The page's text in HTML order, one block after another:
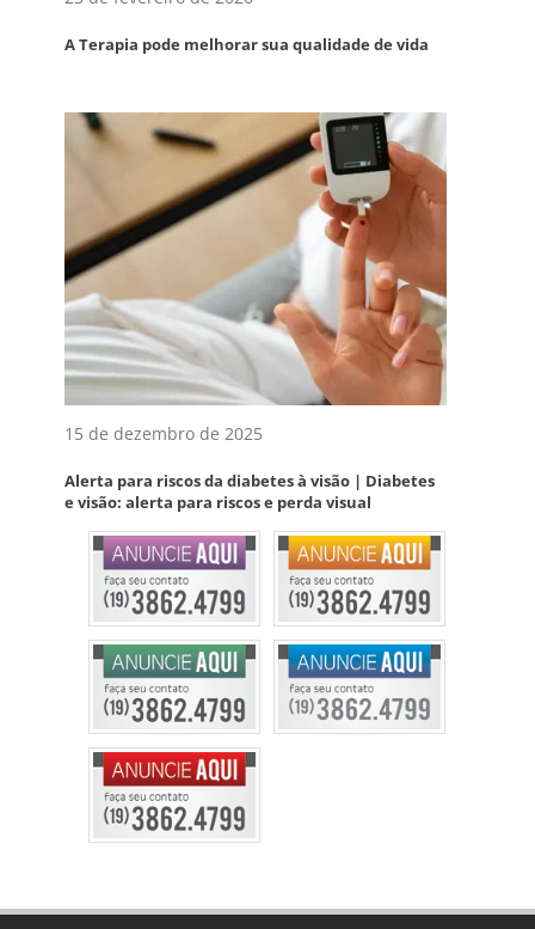
A Terapia pode melhorar sua qualidade de vida
15 de dezembro de 2025
Alerta para riscos da diabetes à visão | Diabetes
e visão: alerta para riscos e perda visual